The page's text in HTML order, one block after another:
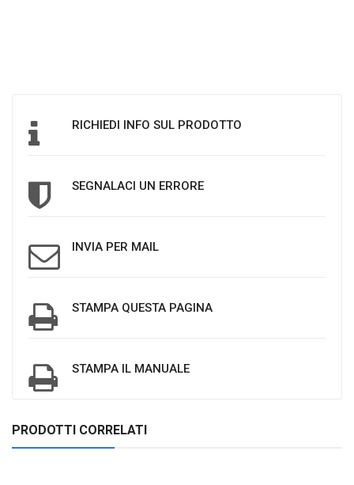
RICHIEDI INFO SUL PRODOTTO
SEGNALACI UN ERRORE
INVIA PER MAIL
STAMPA QUESTA PAGINA
STAMPA IL MANUALE
PRODOTTI CORRELATI